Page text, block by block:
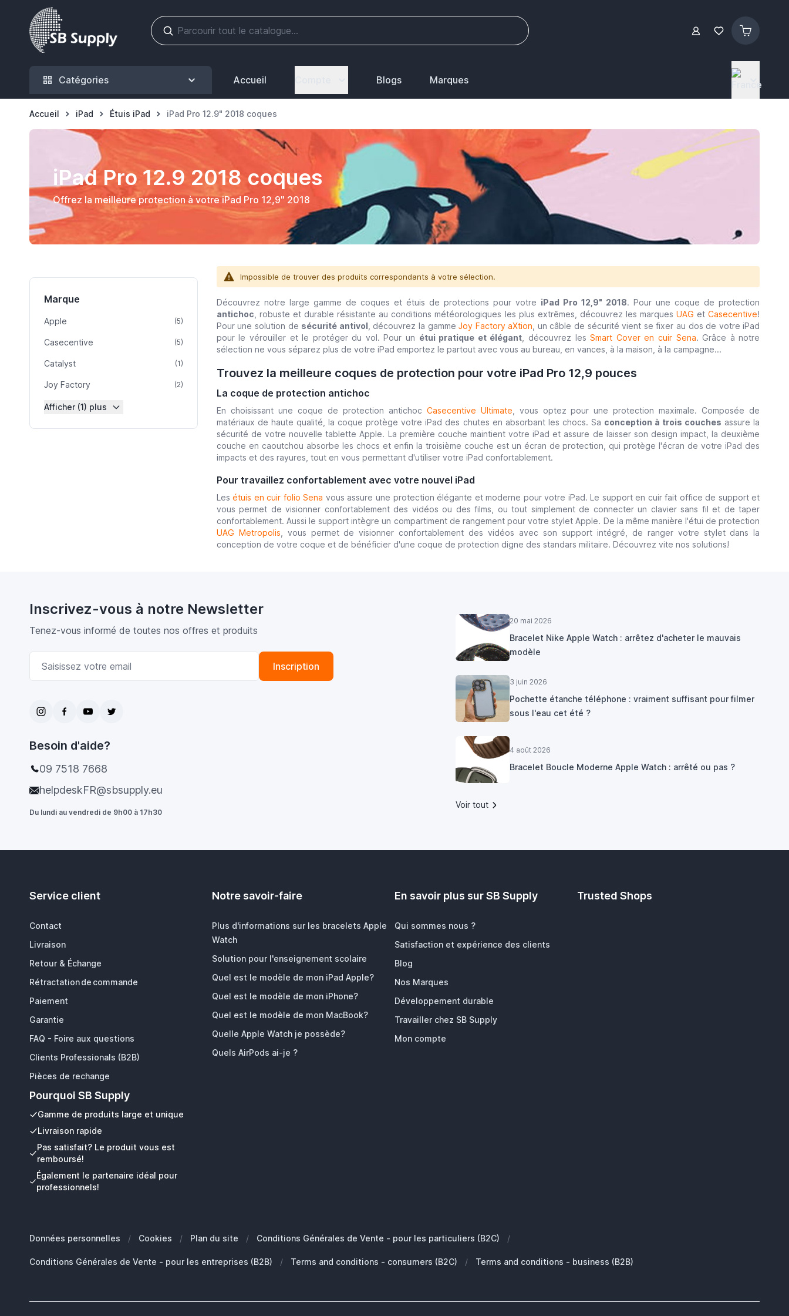
Allez au contenu
Catégories Accueil Blogs Marques
Accueil iPad Étuis iPad iPad Pro 12.9" 2018 coques
iPad Pro 12.9 2018 coques
Offrez la meilleure protection à votre iPad Pro 12,9" 2018
Marque
Apple (5)article
Casecentive (5)article
Catalyst (1)article
Joy Factory (2)article
Afficher (1) plus
Impossible de trouver des produits correspondants à votre sélection.
Découvrez notre large gamme de coques et étuis de protections pour votre iPad Pro 12,9" 2018. Pour une coque de protection
antichoc, robuste et durable résistante au conditions météorologiques les plus extrêmes, découvrez les marquesUAG etCasecentive!
Pour une solution de sécurité antivol, découvrez la gammeJoy Factory aXtion, un câble de sécurité vient se fixer au dos de votre iPad
pour le vérouiller et le protéger du vol. Pour un étui pratique et élégant, découvrez lesSmart Cover en cuir Sena. Grâce à notre
sélection ne vous séparez plus de votre iPad emportez le partout avec vous au bureau, en vances, à la maison, à la campagne...
Trouvez la meilleure coques de protection pour votre iPad Pro 12,9 pouces
La coque de protection antichoc
En choisissant une coque de protection antichoc Casecentive Ultimate, vous optez pour une protection maximale. Composée de
matériaux de haute qualité, la coque protège votre iPad des chutes en absorbant les chocs. Sa conception à trois couches assure la
sécurité de votre nouvelle tablette Apple. La première couche maintient votre iPad et assure de laisser son design impact, la deuxième
couche en caoutchou absorbe les chocs et enfin la troisième couche est un écran de protection, qui protège l'écran de votre iPad des
impacts et des rayures, tout en vous permettant d'utiliser votre iPad confortablement.
Pour travaillez confortablement avec votre nouvel iPad
Lesétuis en cuir folio Sena vous assure une protection élégante et moderne pour votre iPad. Le support en cuir fait office de support et
vous permet de visionner confortablement des vidéos ou des films, ou tout simplement de connecter un clavier sans fil et de taper
confortablement. Aussi le support intègre un compartiment de rangement pour votre stylet Apple. De la même manière l'étui de protection
UAG Metropolis, vous permet de visionner confortablement des vidéos avec son support intégré, de ranger votre stylet dans la
conception de votre coque et de bénéficier d'une coque de protection digne des standars militaire. Découvrez vite nos solutions!
Inscrivez-vous à notre Newsletter
Tenez-vous informé de toutes nos offres et produits
Inscription
Besoin d'aide?
09 7518 7668
helpdeskFR@sbsupply.eu
Du lundi au vendredi de 9h00 à 17h30
20 mai 2026
Bracelet Nike Apple Watch : arrêtez d'acheter le mauvais
modèle
3 juin 2026
Pochette étanche téléphone : vraiment suffisant pour filmer
sous l'eau cet été ?
4 août 2026
Bracelet Boucle Moderne Apple Watch : arrêté ou pas ?
Voir tout
Service client
Contact
Livraison
Retour & Échange
Rétractation de commande
Paiement
Garantie
FAQ - Foire aux questions
Clients Professionals (B2B)
Pièces de rechange
Pourquoi SB Supply
Gamme de produits large et unique
Livraison rapide
Pas satisfait? Le produit vous est
remboursé!
Également le partenaire idéal pour
professionnels!
Notre savoir-faire
Plus d'informations sur les bracelets Apple
Watch
Solution pour l'enseignement scolaire
Quel est le modèle de mon iPad Apple?
Quel est le modèle de mon iPhone?
Quel est le modèle de mon MacBook?
Quelle Apple Watch je possède?
Quels AirPods ai-je ?
En savoir plus sur SB Supply
Qui sommes nous ?
Satisfaction et expérience des clients
Blog
Nos Marques
Développement durable
Travailler chez SB Supply
Mon compte
Trusted Shops
Données personnelles / Cookies / Plan du site / Conditions Générales de Vente - pour les particuliers (B2C) /
Conditions Générales de Vente - pour les entreprises (B2B) / Terms and conditions - consumers (B2C) / Terms and conditions - business (B2B)